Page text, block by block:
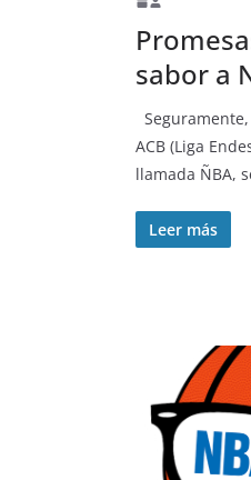
sabor a
ACB (Liga
llamada ÑBA,
Leer más